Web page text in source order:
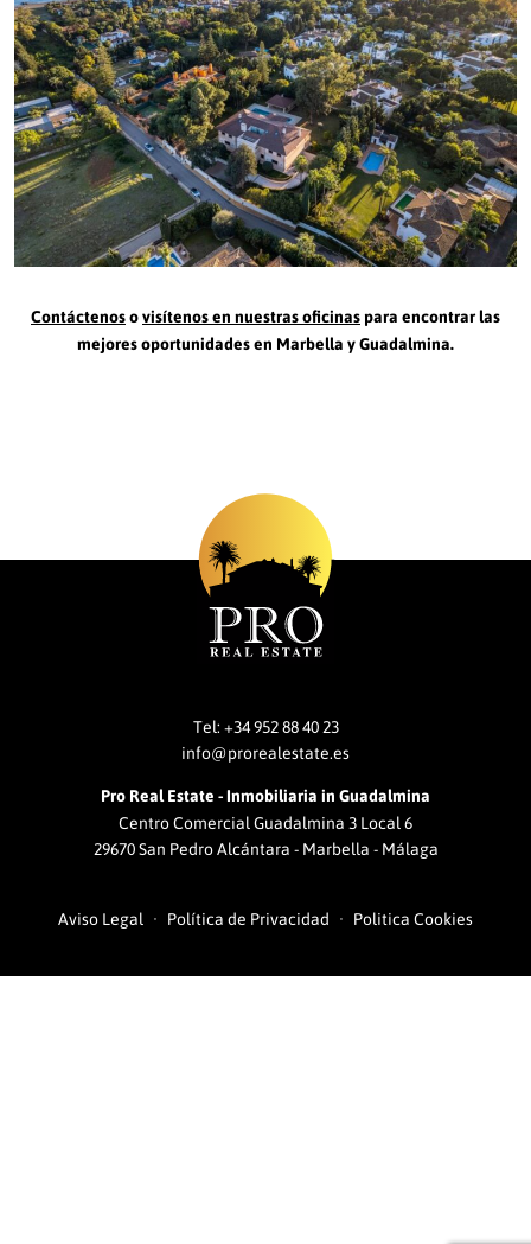
Contáctenosovisítenos en nuestras oficinaspara encontrar las
mejores oportunidades en Marbella y Guadalmina.
Tel: +34 952 88 40 23
info@prorealestate.es
Pro Real Estate - Inmobiliaria in Guadalmina
Centro Comercial Guadalmina 3 Local 6
29670 San Pedro Alcántara - Marbella - Málaga
Aviso Legal Política de Privacidad Politica Cookies